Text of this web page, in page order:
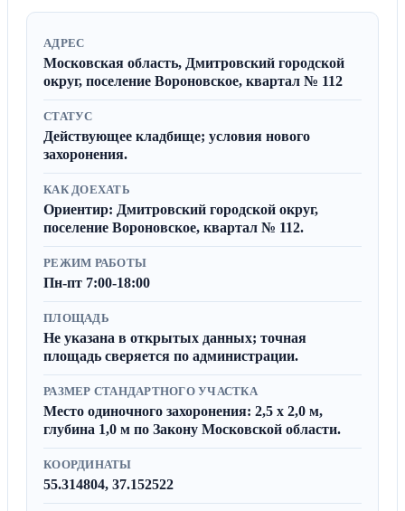
АДРЕС
Московская область, Дмитровский городской
округ, поселение Вороновское, квартал № 112
СТАТУС
Действующее кладбище; условия нового
захоронения.
КАК ДОЕХАТЬ
Ориентир: Дмитровский городской округ,
поселение Вороновское, квартал № 112.
РЕЖИМ РАБОТЫ
Пн-пт 7:00-18:00
ПЛОЩАДЬ
Не указана в открытых данных; точная
площадь сверяется по администрации.
РАЗМЕР СТАНДАРТНОГО УЧАСТКА
Место одиночного захоронения: 2,5 x 2,0 м,
глубина 1,0 м по Закону Московской области.
КООРДИНАТЫ
55.314804, 37.152522